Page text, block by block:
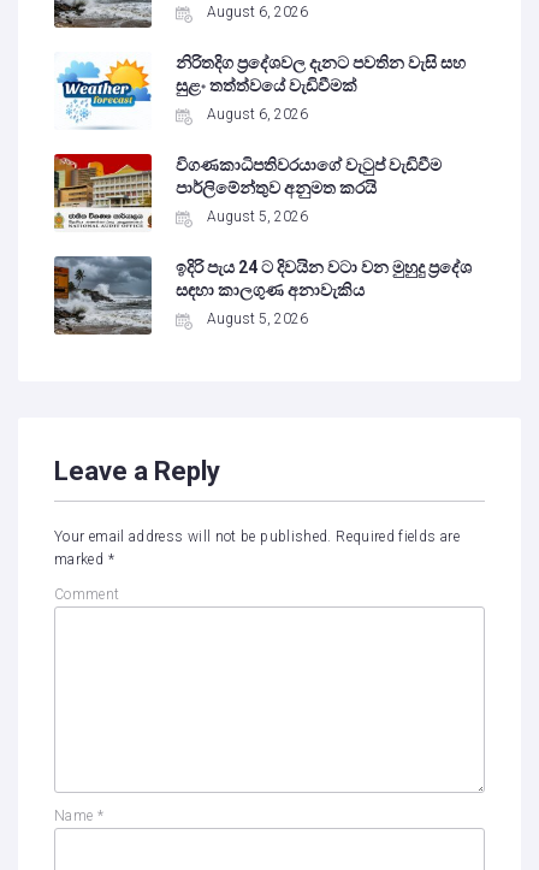
August 6, 2026
නිරිතදිග ප්‍රදේශවල දැනට පවතින වැසි සහ
සුළං තත්ත්වයේ වැඩිවීමක්
August 6, 2026
විගණකාධිපතිවරයාගේ වැටුප් වැඩිවීම
පාර්ලිමේන්තුව අනුමත කරයි
August 5, 2026
ඉදිරි පැය 24 ට දිවයින වටා වන මුහුදු ප්‍රදේශ
සඳහා කාලගුණ අනාවැකිය
August 5, 2026
Leave a Reply
Your email address will not be published. Required fields are
marked *
Comment
Name *